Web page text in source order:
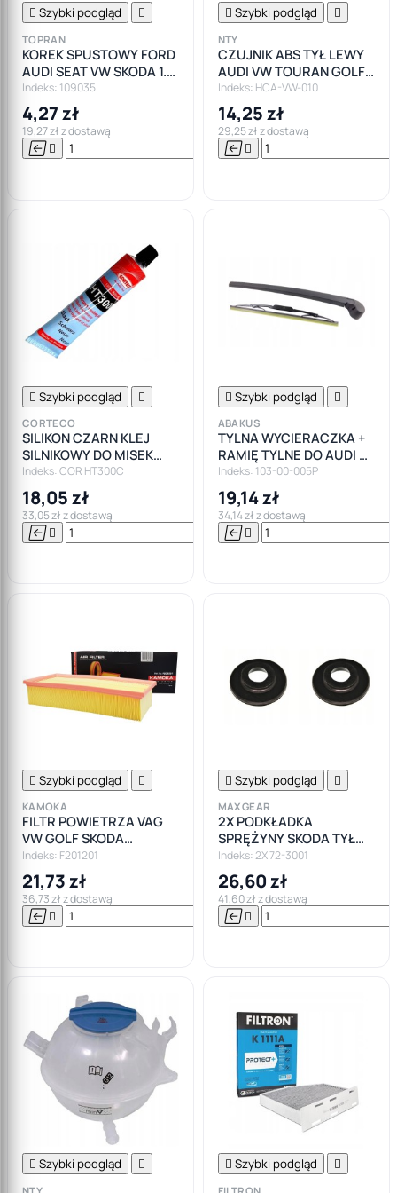
 Szybki podgląd 
TOPRAN
KOREK SPUSTOWY FORD
AUDI SEAT VW SKODA 1.9
TDI
Indeks: 109035
4,27 zł
19,27 zł z dostawą
  

 Szybki podgląd 
NTY
CZUJNIK ABS TYŁ LEWY
AUDI VW TOURAN GOLF
PASSAT
Indeks: HCA-VW-010
14,25 zł
29,25 zł z dostawą
 
 Szybki podgląd 
CORTECO
SILIKON CZARN KLEJ
SILNIKOWY DO MISEK
CORTECO +300
Indeks: COR HT300C
18,05 zł
33,05 zł z dostawą
  

 Szybki podgląd 
ABAKUS
TYLNA WYCIERACZKA +
RAMIĘ TYLNE DO AUDI A3
8P A4 B6 B7
Indeks: 103-00-005P
19,14 zł
34,14 zł z dostawą
 
 Szybki podgląd 
KAMOKA
FILTR POWIETRZA VAG
VW GOLF SKODA
OCTAVIA 2 1.9 2.0 TDI
Indeks: F201201
21,73 zł
36,73 zł z dostawą
  

 Szybki podgląd 
MAXGEAR
2X PODKŁADKA
SPRĘŻYNY SKODA TYŁ
OCTAVIA II/ VW GOLF V-
VI/SEAT GÓRNA
Indeks: 2X 72-3001
26,60 zł
41,60 zł z dostawą
 
 Szybki podgląd   Szybki podgląd 